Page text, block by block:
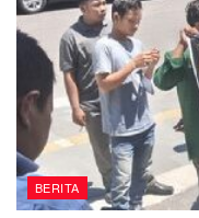
BERITA